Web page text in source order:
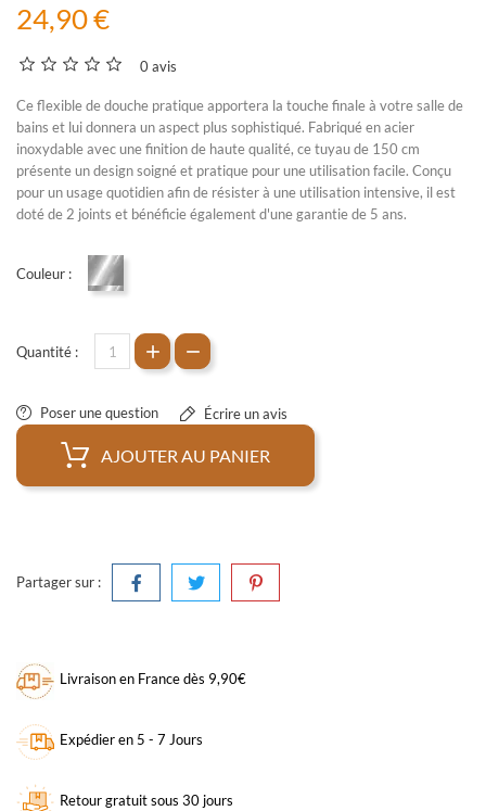
24,90 €
0 avis
Ceflexible de douche pratique apportera la touche finale à votresalle de
bains et lui donnera un aspect plus sophistiqué. Fabriqué en acier
inoxydable avec une finition de haute qualité, ce tuyau de 150 cm
présente un design soigné et pratique pour une utilisation facile. Conçu
pour un usage quotidien afin de résister à une utilisation intensive, il est
doté de 2 joints et bénéficie également d'une garantie de 5 ans.
Couleur :
Quantité :
Poser une question Écrire un avis
AJOUTER AU PANIER
Partager sur :
Livraison en France dès 9,90€
Expédier en 5 - 7 Jours
Retour gratuit sous 30 jours